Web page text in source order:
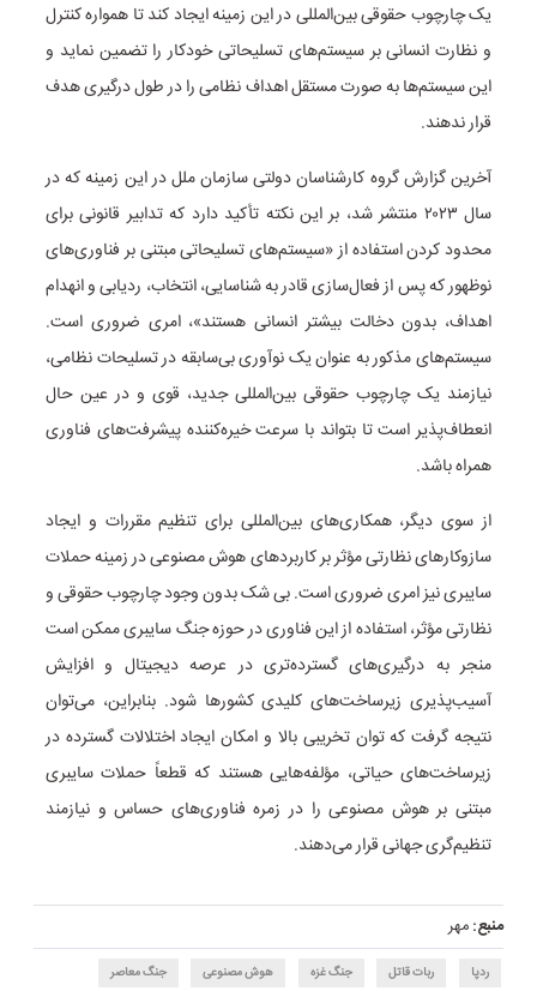
یک چارچوب حقوقی بین‌المللی در این زمینه ایجاد کند تا همواره کنترل
و نظارت انسانی بر سیستم‌های تسلیحاتی خودکار را تضمین نماید و
این سیستم‌ها به صورت مستقل اهداف نظامی را در طول درگیری هدف
قرار ندهند.
آخرین گزارش گروه کارشناسان دولتی سازمان ملل در این زمینه که در
سال ۲۰۲۳ منتشر شد، بر این نکته تأکید دارد که تدابیر قانونی برای
محدود کردن استفاده از «سیستم‌های تسلیحاتی مبتنی بر فناوری‌های
نوظهور که پس از فعال‌سازی قادر به شناسایی، انتخاب، ردیابی و انهدام
اهداف، بدون دخالت بیشتر انسانی هستند»، امری ضروری است.
سیستم‌های مذکور به عنوان یک نوآوری بی‌سابقه در تسلیحات نظامی،
نیازمند یک چارچوب حقوقی بین‌المللی جدید، قوی و در عین حال
انعطاف‌پذیر است تا بتواند با سرعت خیره‌کننده پیشرفت‌های فناوری
همراه باشد.
از سوی دیگر، همکاری‌های بین‌المللی برای تنظیم مقررات و ایجاد
سازوکارهای نظارتی مؤثر بر کاربردهای هوش مصنوعی در زمینه حملات
سایبری نیز امری ضروری است. بی شک بدون وجود چارچوب حقوقی و
نظارتی مؤثر، استفاده از این فناوری در حوزه جنگ سایبری ممکن است
منجر به درگیری‌های گسترده‌تری در عرصه دیجیتال و افزایش
آسیب‌پذیری زیرساخت‌های کلیدی کشورها شود. بنابراین، می‌توان
نتیجه گرفت که توان تخریبی بالا و امکان ایجاد اختلالات گسترده در
زیرساخت‌های حیاتی، مؤلفه‌هایی هستند که قطعاً حملات سایبری
مبتنی بر هوش مصنوعی را در زمره فناوری‌های حساس و نیازمند
تنظیم‌گری جهانی قرار می‌دهند.
منبع:مهر
ردپا ربات قاتل جنگ غزه هوش مصنوعی جنگ معاصر